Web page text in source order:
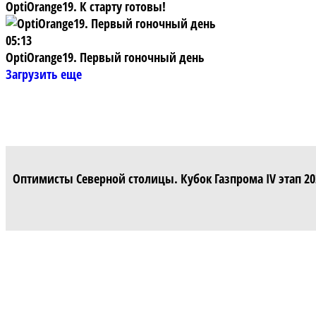
OptiOrange19. К старту готовы!
05:13
OptiOrange19. Первый гоночный день
Загрузить еще
Оптимисты Северной столицы. Кубок Газпрома IV этап